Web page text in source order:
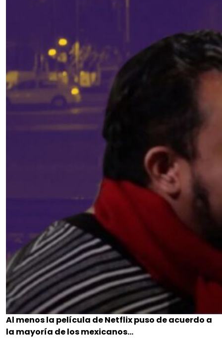
Al menos la película de Netflix puso de acuerdo a
la mayoría de los mexicanos…